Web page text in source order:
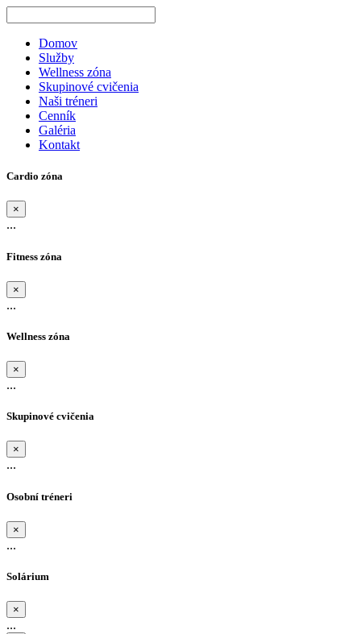
Domov
Služby
Wellness zóna
Skupinové cvičenia
Naši tréneri
Cenník
Galéria
Kontakt
Cardio zóna
×
...
Fitness zóna
×
...
Wellness zóna
×
...
Skupinové cvičenia
×
...
Osobní tréneri
×
...
Solárium
×
...